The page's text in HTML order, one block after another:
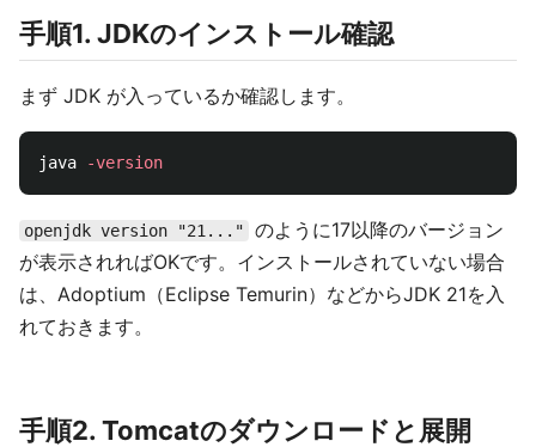
手順1. JDKのインストール確認
まず JDK が入っているか確認します。
java -version
openjdk version "21..."
のように17以降のバージョン
が表示されればOKです。インストールされていない場合
は、Adoptium（Eclipse Temurin）などからJDK 21を入
れておきます。
手順2. Tomcatのダウンロードと展開